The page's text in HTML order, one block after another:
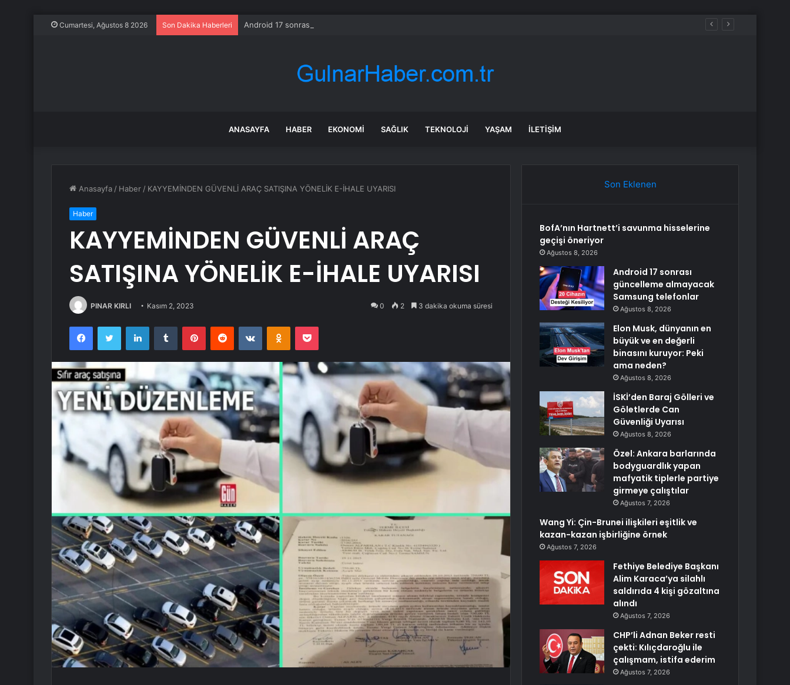
Cumartesi, Ağustos 8 2026 Son Dakika Haberleri Android 17 sonrası güncelleme almayacak Samsung telefonlar
ANASAYFA HABER EKONOMI SAĞLIK TEKNOLOJI YAŞAM İLETIŞIM
Anasayfa / Haber / KAYYEMİNDEN GÜVENLİ ARAÇ SATIŞINA YÖNELİK E-İHALE UYARISI
Haber
KAYYEMİNDEN GÜVENLİ ARAÇ
SATIŞINA YÖNELİK E-İHALE UYARISI
PINAR KIRLI Kasım 2, 2023 0 2 3 dakika okuma süresi
FacebookTwitter LinkedInTumblr PinterestReddit VKontakteOdnoklassniki
Pocket
Son Eklenen
BofA’nın Hartnett’i savunma hisselerine
geçişi öneriyor
Ağustos 8, 2026
Android 17 sonrası
güncelleme almayacak
Samsung telefonlar
Ağustos 8, 2026
Elon Musk, dünyanın en
büyük ve en değerli
binasını kuruyor: Peki
ama neden?
Ağustos 8, 2026
İSKİ’den Baraj Gölleri ve
Göletlerde Can
Güvenliği Uyarısı
Ağustos 8, 2026
Özel: Ankara barlarında
bodyguardlık yapan
mafyatik tiplerle partiye
girmeye çalıştılar
Ağustos 7, 2026
Wang Yi: Çin-Brunei ilişkileri eşitlik ve
kazan-kazan işbirliğine örnek
Ağustos 7, 2026
Fethiye Belediye Başkanı
Alim Karaca’ya silahlı
saldırıda 4 kişi gözaltına
alındı
Ağustos 7, 2026
CHP’li Adnan Beker resti
çekti: Kılıçdaroğlu ile
çalışmam, istifa ederim
Ağustos 7, 2026